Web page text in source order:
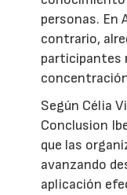
personas. En
contrario,
participantes
Según Célia
Conclusion
que las
avanzando
aplicación